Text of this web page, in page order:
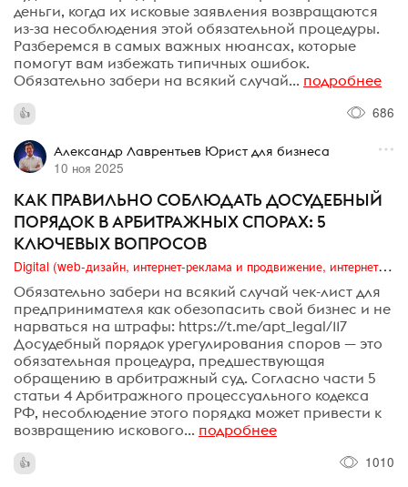
деньги, когда их исковые заявления возвращаются
из-за несоблюдения этой обязательной процедуры.
Разберемся в самых важных нюансах, которые
помогут вам избежать типичных ошибок.
Обязательно забери на всякий случай... подробнее
686
Александр Лаврентьев Юрист для бизнеса
10 ноя 2025
КАК ПРАВИЛЬНО СОБЛЮДАТЬ ДОСУДЕБНЫЙ
ПОРЯДОК В АРБИТРАЖНЫХ СПОРАХ: 5
КЛЮЧЕВЫХ ВОПРОСОВ
Digital (web-дизайн, интернет-реклама и продвижение, интернет-сообщества и блоги, интернет-коммуникации, мобильный маркетинг, реклама на цифровых экранах)
Обязательно забери на всякий случай чек-лист для
предпринимателя как обезопасить свой бизнес и не
нарваться на штрафы: https://t.me/apt_legal/117
Досудебный порядок урегулирования споров — это
обязательная процедура, предшествующая
обращению в арбитражный суд. Согласно части 5
статьи 4 Арбитражного процессуального кодекса
РФ, несоблюдение этого порядка может привести к
возвращению искового... подробнее
1010